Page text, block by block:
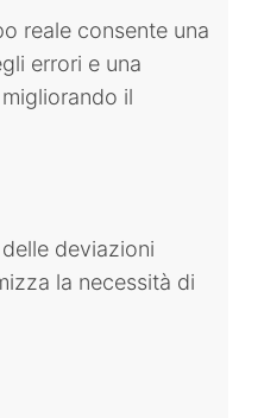
reale consente una
errori e una
il
deviazioni
la necessità di